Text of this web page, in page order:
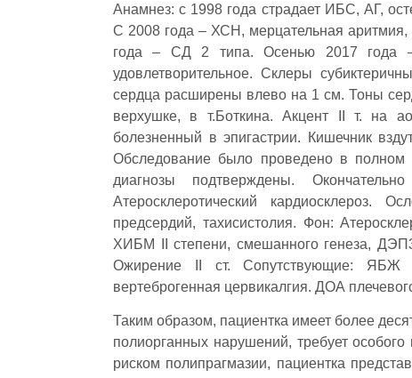
Анамнез: c 1998 года страдает ИБС, АГ,
С 2008 года – ХСН, мерцательная аритмия,
года – СД 2 типа. Осенью 2017 года
удовлетворительное. Склеры
сердца расширены влево на 1 см. Тоны
верхушке, в т.Боткина. Акцент II т. на
болезненный в эпигастрии. Кишечник
Обследование было проведено в полном
диагнозы подтверждены.
Атеросклеротический
предсердий, тахисистолия. Фон:
ХИБМ II степени, смешанного генеза,
Ожирение II ст. Сопутствующие: ЯБЖ
вертеброгенная цервикалгия. ДОА
Таким образом, пациентка имеет более
полиорганных нарушений, требует
риском полипрагмазии, пациентка